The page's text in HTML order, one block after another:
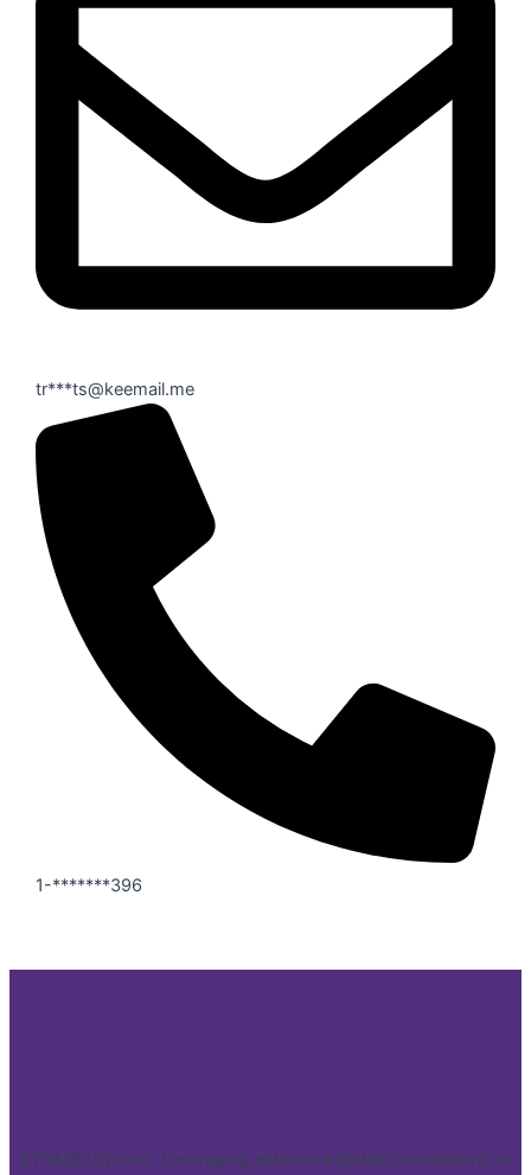
tr***ts@keemail.me
1-*******396
STRADEVN.com: Leveraging extensive global connections to